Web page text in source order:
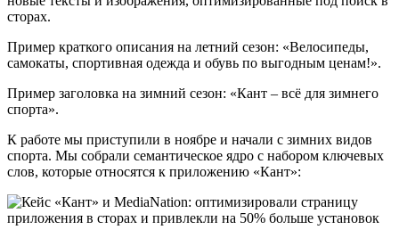
сторах.
Пример краткого описания на летний сезон: «Велосипеды,
самокаты, спортивная одежда и обувь по выгодным ценам!»‎.
Пример заголовка на зимний сезон: «Кант – всё для зимнего
спорта»‎.
К работе мы приступили в ноябре и начали с зимних видов
спорта. Мы собрали семантическое ядро с набором ключевых
слов, которые относятся к приложению «Кант»: